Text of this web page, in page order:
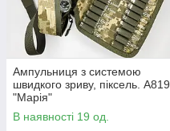
Ампульниця з системою
швидкого зриву, піксель. А819
"Марія"
В наявності 19 од.